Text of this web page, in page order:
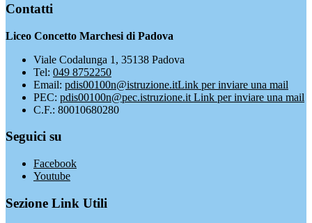
Contatti
Liceo Concetto Marchesi di Padova
Viale Codalunga 1, 35138 Padova
Tel: 049 8752250
Email: pdis00100n@istruzione.itLink per inviare una mail
PEC: pdis00100n@pec.istruzione.it Link per inviare una mail
C.F.: 80010680280
Seguici su
Facebook
Youtube
Sezione Link Utili